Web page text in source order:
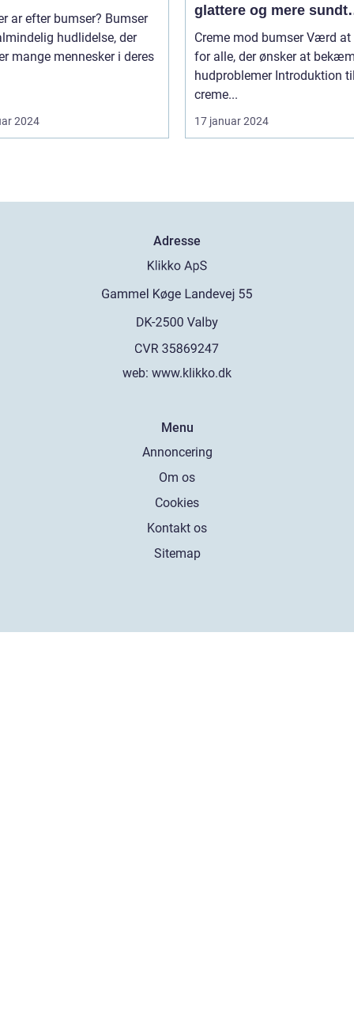
efter bumser? Bumser
hudlidelse, der
mange mennesker i deres
2024
glattere og mere sundt
udseende
Creme mod bumser Værd at vide
for alle, der ønsker at
hudproblemer Introduktion til
creme...
17 januar 2024
Adresse
web: www.klikko.dk
Menu
Annoncering
Om os
Cookies
Kontakt os
Sitemap